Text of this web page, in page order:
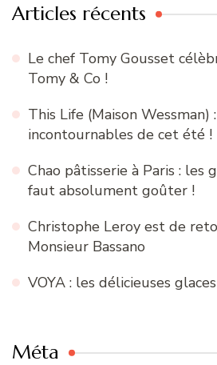
Articles récents
Le chef Tomy Gousset
Tomy & Co !
This Life (Maison Wessman)
incontournables de cet été !
Chao pâtisserie à Paris : les
faut absolument goûter !
Christophe Leroy est de
Monsieur Bassano
VOYA : les délicieuses
Méta